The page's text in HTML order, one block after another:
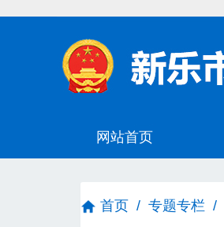
首页 / 专题专栏 /